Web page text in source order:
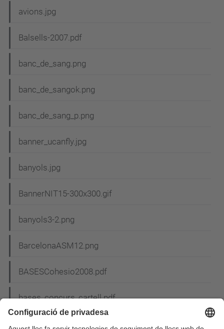
avions.jpg
Balsells-2007.pdf
banc_de_sang.png
banc_de_sangok.png
banc_de_sang_p.png
banner_ucanfly.jpg
banyols.jpg
BannerNIT15-300x300.gif
banyols3-2.png
BarcelonaASM12.png
BASESCohesio2008.pdf
bases_concurs_cartell.pdf
Bases del concurs de nadales_2.pdf